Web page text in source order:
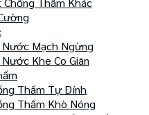
Nước Mạch Ngừng
Nước Khe Co Giãn
Thấm Tự Dính
Thấm Khò Nóng